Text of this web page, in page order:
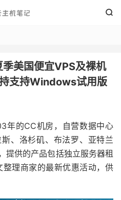

美国便宜VPS及裸机
支持Windows试用版
年的CC机房，自营数据中心
、洛杉矶、布法罗、亚特兰
提供的产品包括独立服务器租
理商家的最新优惠活动，供